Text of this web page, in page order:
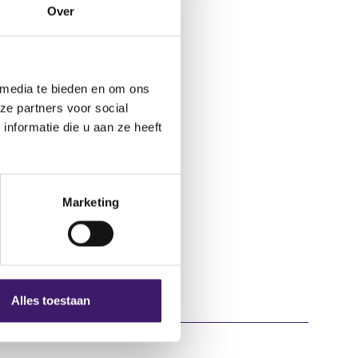
Over
te bieden en om ons
partners voor social
die u aan ze heeft
Marketing
Alles toestaan
firm(
e
n
s
n
n
e
w
w
n
d
o